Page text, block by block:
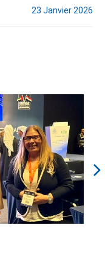
23 Janvier 2026